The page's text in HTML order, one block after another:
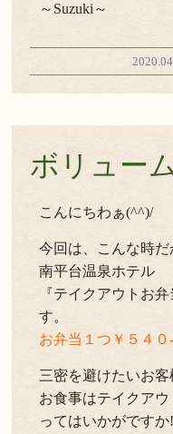
～Suzuki～
ボリュー
こんにちわぁ(^^)/
今回は、こんな時だ
南平台温泉ホテル
『テイクアウトお
す。
お弁当１つ￥５４
三密を避けたいお
お食事はテイクア
ってはいかがですか